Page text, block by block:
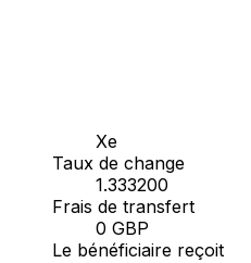
Xe
Taux de change
1.333200
Frais de transfert
0 GBP
Le bénéficiaire reçoit